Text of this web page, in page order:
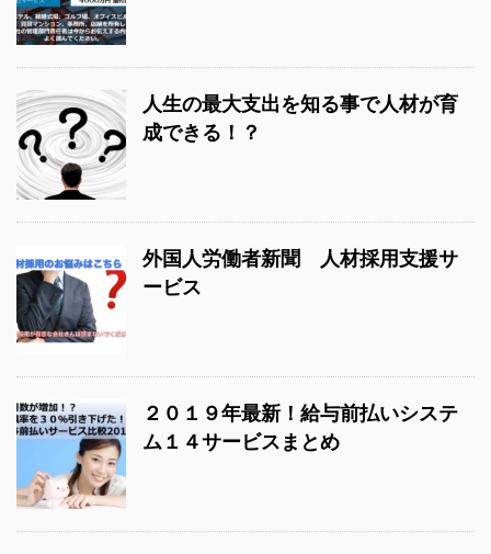
人生の最大支出を知る事で人材が育
成できる！？
外国人労働者新聞 人材採用支援サ
ービス
２０１９年最新！給与前払いシステ
ム１４サービスまとめ